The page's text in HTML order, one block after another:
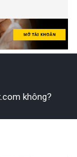
không?